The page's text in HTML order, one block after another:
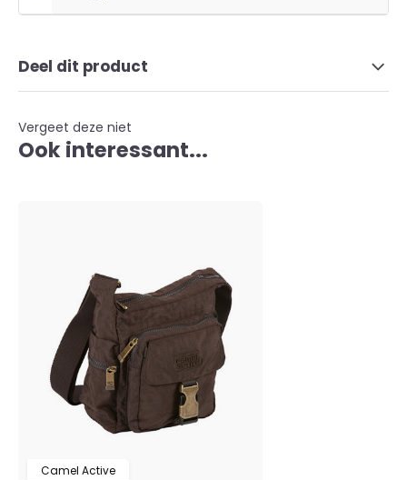
Deel dit product
Vergeet deze niet
Ook interessant...
Camel Active